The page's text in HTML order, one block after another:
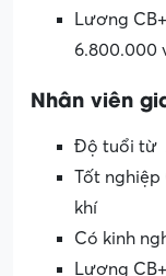
Lương
6.800.000
Nhân viên
Độ tuổi từ
Tốt
khí
Có kinh
Lương